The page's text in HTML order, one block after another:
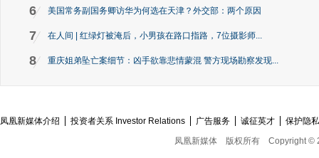
6 美国常务副国务卿访华为何选在天津？外交部：两个原因
7 在人间 | 红绿灯被淹后，小男孩在路口指路，7位摄影师...
8 重庆姐弟坠亡案细节：凶手欲靠悲情蒙混 警方现场勘察发现...
凤凰新媒体介绍 投资者关系 Investor Relations 广告服务 诚征英才
保护隐
凤凰新媒体
版权所有 Copyright ©